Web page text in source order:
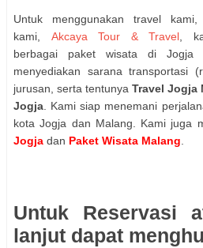
Untuk menggunakan travel
kami, Akcaya Tour & Travel ,
berbagai paket wisata di Jogja
menyediakan sarana transportasi
jurusan, serta tentunya Travel Jogja
Jogja . Kami siap menemani
kota Jogja dan Malang. Kami juga
Jogja dan Paket Wisata Malang
Untuk Reservasi
lanjut dapat